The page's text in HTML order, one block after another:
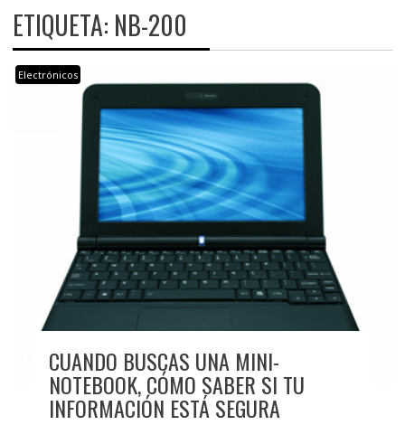
ETIQUETA: NB-200
Electrónicos
CUANDO BUSCAS UNA MINI-
NOTEBOOK, CÓMO SABER SI TU
INFORMACIÓN ESTÁ SEGURA